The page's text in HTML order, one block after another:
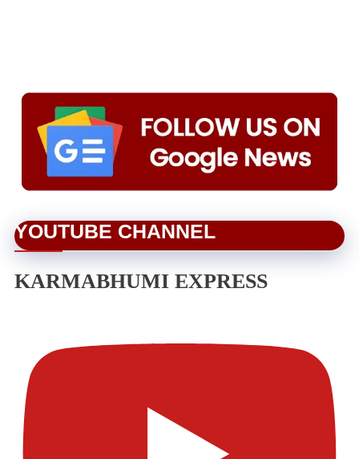
YOUTUBE CHANNEL
KARMABHUMI EXPRESS